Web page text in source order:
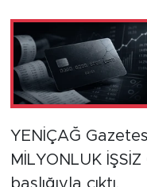
YENİÇAĞ
MİLYONLUK
başlığıyla çıktı.
VİDEOLAR
ALINTI
SOSYAL